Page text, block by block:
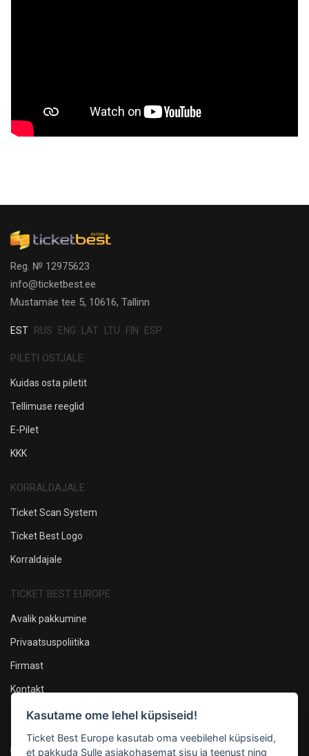
Reg. № 12975623
info@ticketbest.ee
Mustamäe tee 5, 10616, Tallinn
EST RUS ENG LAT LTU FIN ESP
PILETI OSTJALE
Kuidas osta piletit
Tellimuse reeglid
E-Pilet
KKK
KORRALDAJALE
Ticket Scan System
Ticket Best Logo
Korraldajale
TICKET BEST EUROPE
Avalik pakkumine
Privaatsuspoliitika
Firmast
Kontakt
Oleme sotsiaalmeedias
Kasutame ome lehel küpsiseid!
Ticket Best Europe kasutab oma veebilehel küpsiseid,
et pakkuda Sulle asjakohasemat sisu ja teenust ning